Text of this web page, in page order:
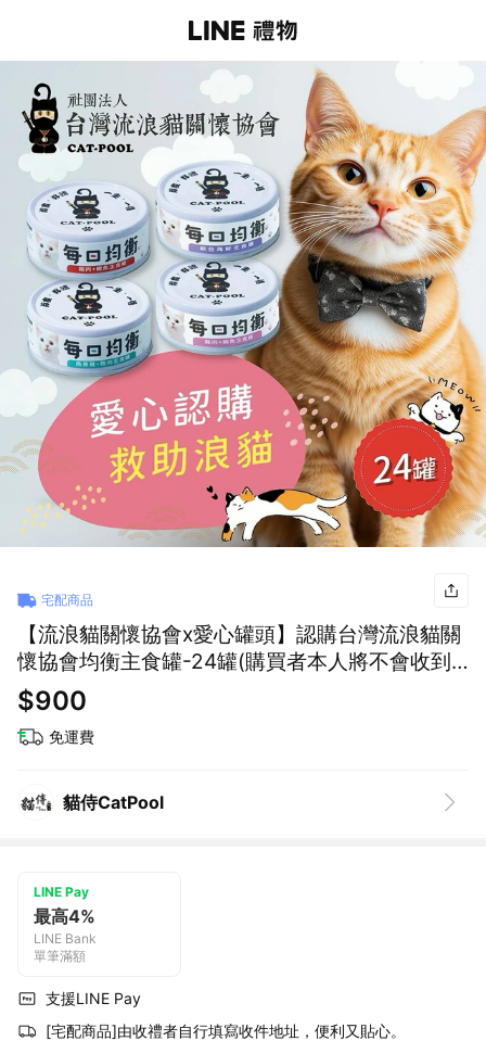
宅配商品
【流浪貓關懷協會x愛心罐頭】認購台灣流浪貓關
懷協會均衡主食罐-24罐(購買者本人將不會收到
商品)
$900
免運費
貓侍CatPool
LINE Pay
最高4%
LINE Bank
單筆滿額
支援LINE Pay
[宅配商品]由收禮者自行填寫收件地址，便利又貼心。